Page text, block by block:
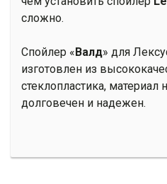
сложно.
Спойлер «Валд» для
изготовлен из
стеклопластика, материал
долговечен и надежен.